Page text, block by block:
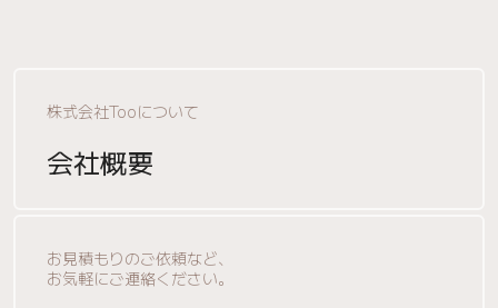
株式会社Tooについて
会社概要
お見積もりのご依頼など、
お気軽にご連絡ください。